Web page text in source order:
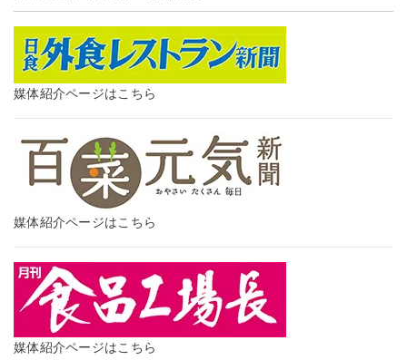
媒体紹介ページはこちら
媒体紹介ページはこちら
媒体紹介ページはこちら